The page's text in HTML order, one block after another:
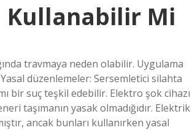
Kullanabilir Mi
travmaya neden olabilir. Uygulama
düzenlemeler: Sersemletici silahta
bir suç teşkil edebilir. Elektro şok cihazı
taşımanın yasak olmadığıdır. Elektrik
ancak bunları kullanırken yasal